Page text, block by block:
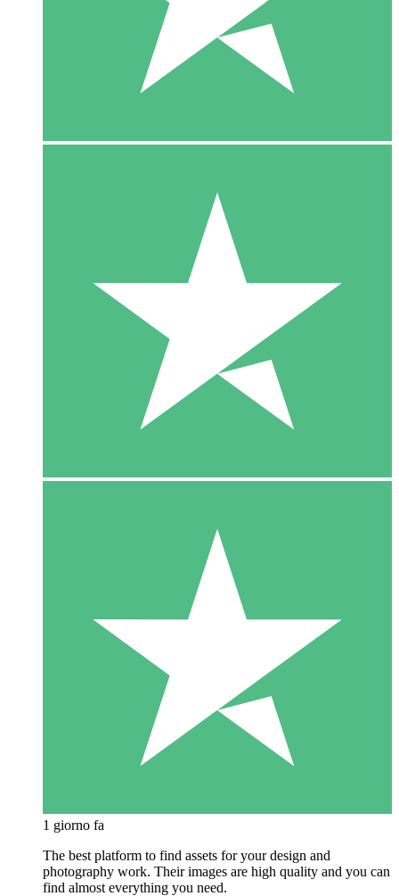
1 giorno fa
The best platform to find assets for your design and
photography work. Their images are high quality and you can
find almost everything you need.